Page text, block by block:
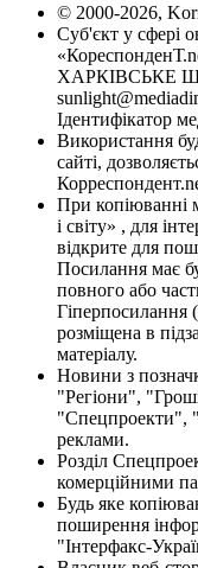
© 2000-2026,
Суб'єкт у сфері
ХАРКІВСЬКЕ
Ідентифікатор
Використання
сайті,
При копіюванні
і світу» , для
відкрите для
Посилання має
повного або
Гіперпосилання
розміщена в
матеріалу.
Новини з
"Регіони",
"Спецпроекти",
реклами.
Розділ
комерційними
Будь яке
поширення
"Інтерфакс-